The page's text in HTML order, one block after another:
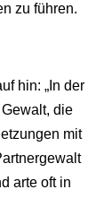
zu führen.
hin: „In der
die
mit
arte oft in